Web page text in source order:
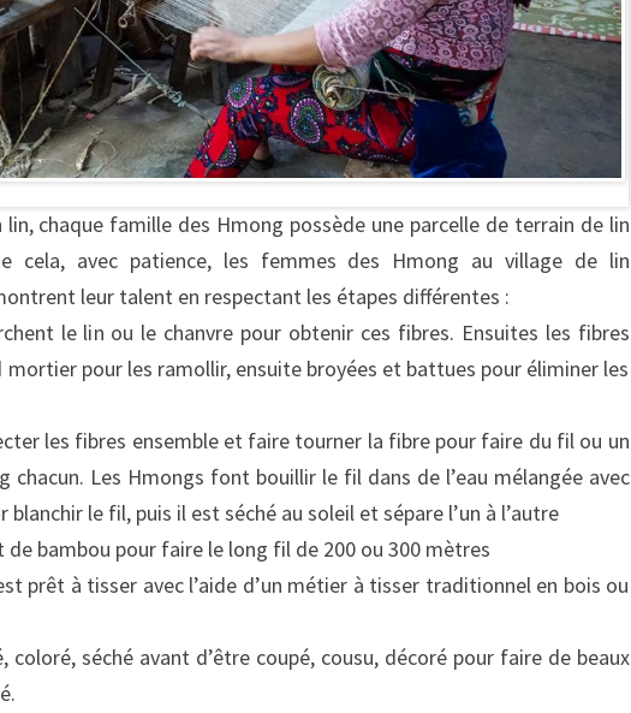
chaque famille des Hmong possède une parcelle de terrain de lin
cela, avec patience, les femmes des Hmong au village de lin
leur talent en respectant les étapes différentes :
le lin ou le chanvre pour obtenir ces fibres. Ensuites les fibres
mortier pour les ramollir, ensuite broyées et battues pour éliminer les
les fibres ensemble et faire tourner la fibre pour faire du fil ou un
chacun. Les Hmongs font bouillir le fil dans de l’eau mélangée avec
blanchir le fil, puis il est séché au soleil et sépare l’un à l’autre
de bambou pour faire le long fil de 200 ou 300 mètres
prêt à tisser avec l’aide d’un métier à tisser traditionnel en bois ou
coloré, séché avant d’être coupé, cousu, décoré pour faire de beaux